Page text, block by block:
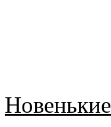
Новенькие